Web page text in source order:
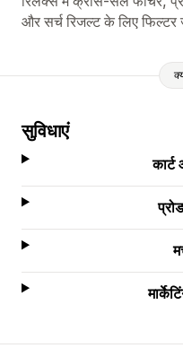
और सर्च रिजल्ट के लिए फिल्टर
सुविधाएं